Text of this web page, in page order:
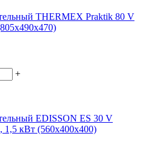
THERMEX Praktik 80 V
+
EDISSON ES 30 V
1,5 кВт (560х400х400)